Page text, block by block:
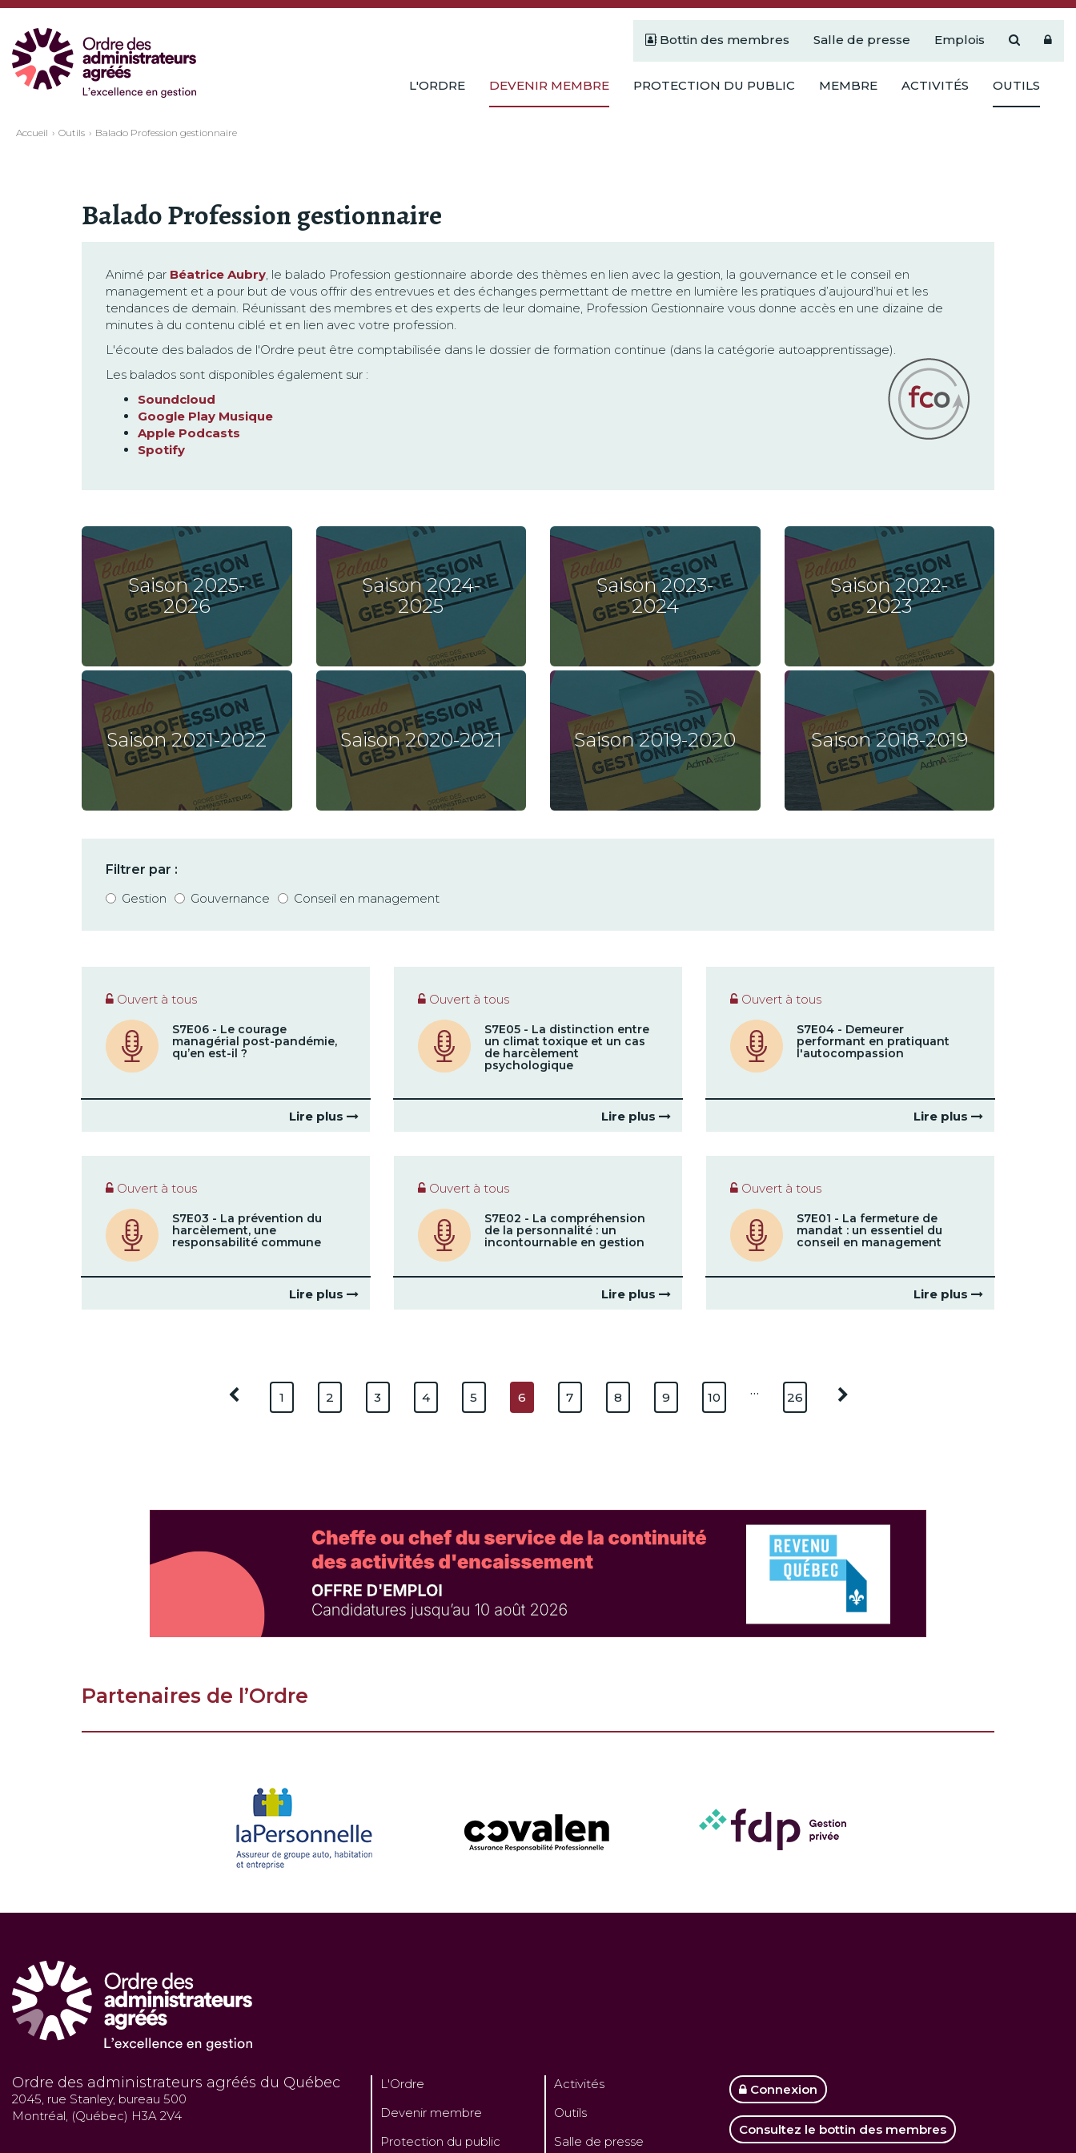
Bottin des membres Salle de presse Emplois
L'ORDRE DEVENIR MEMBRE PROTECTION DU PUBLIC MEMBRE ACTIVITÉS OUTILS
Accueil Outils Balado Profession gestionnaire
Balado Profession gestionnaire
Animé par Béatrice Aubry, le balado Profession gestionnaire aborde des thèmes en lien avec la gestion, la gouvernance et le conseil en
management et a pour but de vous offrir des entrevues et des échanges permettant de mettre en lumière les pratiques d’aujourd’hui et les
tendances de demain. Réunissant des membres et des experts de leur domaine, Profession Gestionnaire vous donne accès en une dizaine de
minutes à du contenu ciblé et en lien avec votre profession.
L'écoute des balados de l'Ordre peut être comptabilisée dans le dossier de formation continue (dans la catégorie autoapprentissage).
Les balados sont disponibles également sur :
Soundcloud
Google Play Musique
Apple Podcasts
Spotify
Saison 2025-
2026
Saison 2024-
2025
Saison 2023-
2024
Saison 2022-
2023
Saison 2021-2022 Saison 2020-2021 Saison 2019-2020 Saison 2018-2019
Filtrer par :
Gestion
Gouvernance Conseil en management
Ouvert à tous
S7E06 - Le courage
managérial post-pandémie,
qu’en est-il ?
Lire plus
Ouvert à tous
S7E05 - La distinction entre
un climat toxique et un cas
de harcèlement
psychologique
Lire plus
Ouvert à tous
S7E04 - Demeurer
performant en pratiquant
l'autocompassion
Lire plus
Ouvert à tous
S7E03 - La prévention du
harcèlement, une
responsabilité commune
Lire plus
Ouvert à tous
S7E02 - La compréhension
de la personnalité : un
incontournable en gestion
Lire plus
Ouvert à tous
S7E01 - La fermeture de
mandat : un essentiel du
conseil en management
Lire plus
1 2 3 4 5 6 7 8 9 10 … 26
Partenaires de l’Ordre
Ordre des administrateurs agréés du Québec
2045, rue Stanley, bureau 500
Montréal, (Québec) H3A 2V4
L'Ordre
Devenir membre
Protection du public
Activités
Outils
Salle de presse
Connexion
Consultez le bottin des membres